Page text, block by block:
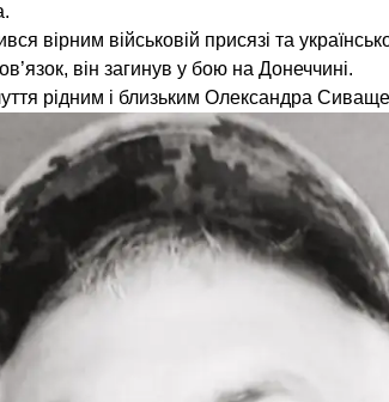
вірним військовій присязі та
він загинув у бою на Донеччині.
рідним і близьким Олександра